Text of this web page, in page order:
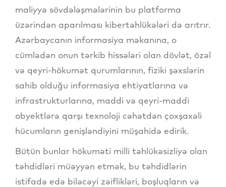
maliyyə sövdələşmələrinin bu platforma
üzərindən aparılması kibertəhlükələri də arıtrır.
Azərbaycanın informasiya məkanına, o
cümlədən onun tərkib hissələri olan dövlət, özəl
və qeyri-hökumət qurumlarının, fiziki şəxslərin
sahib olduğu informasiya ehtiyatlarına və
infrastrukturlarına, maddi və qeyri-maddi
obyektlərə qarşı texnoloji cəhətdən çoxşaxəli
hücumların genişləndiyini müşahidə edirik.
Bütün bunlar hökuməti milli təhlükəsizliyə olan
təhdidləri müəyyən etmək, bu təhdidlərin
istifadə edə biləcəyi zəiflikləri, boşluqların və